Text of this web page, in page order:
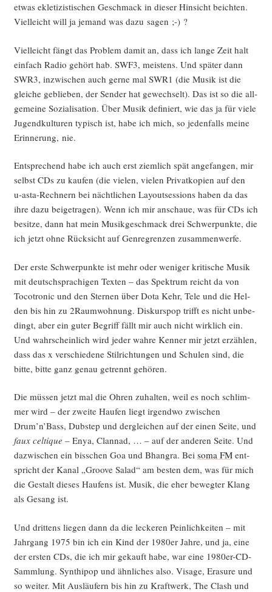
etwas ekle­ti­zis­ti­schen Geschmack in die­ser Hin­sicht beich­ten.
Viel­leicht will ja jemand was dazu sagen ;-) ?
Viel­leicht fängt das Pro­blem damit an, dass ich lan­ge Zeit halt
ein­fach Radio gehört hab. SWF3, meis­tens. Und spä­ter dann
SWR3, inzwi­schen auch ger­ne mal SWR1 (die Musik ist die
glei­che geblie­ben, der Sen­der hat gewech­selt). Das ist so die all­
ge­mei­ne Sozia­li­sa­ti­on. Über Musik defi­niert, wie das ja für vie­le
Jugend­kul­tu­ren typisch ist, habe ich mich, so jeden­falls mei­ne
Erin­ne­rung, nie.
Ent­spre­chend habe ich auch erst ziem­lich spät ange­fan­gen, mir
selbst CDs zu kau­fen (die vie­len, vie­len Pri­vat­ko­pien auf den
u‑as­ta-Rech­nern bei nächt­li­chen Lay­out­ses­si­ons haben da das
ihre dazu bei­getra­gen). Wenn ich mir anschaue, was für CDs ich
besit­ze, dann hat mein Musik­ge­schmack drei Schwer­punk­te, die
ich jetzt ohne Rück­sicht auf Gen­re­gren­zen zusammenwerfe.
Der ers­te Schwer­punk­te ist mehr oder weni­ger kri­ti­sche Musik
mit deutsch­spra­chi­gen Tex­ten – das Spek­trum reicht da von
Toco­tro­nic und den Ster­nen über Dota Kehr, Tele und die Hel­
den bis hin zu 2Raumwohnung. Dis­kurs­pop trifft es nicht unbe­
dingt, aber ein guter Begriff fällt mir auch nicht wirk­lich ein.
Und wahr­schein­lich wird jeder wah­re Ken­ner mir jetzt erzäh­len,
dass das x ver­schie­de­ne Stil­rich­tun­gen und Schu­len sind, die
bit­te, bit­te ganz genau getrennt gehören.
Die müs­sen jetzt mal die Ohren zuhal­ten, weil es noch schlim­
mer wird – der zwei­te Hau­fen liegt irgend­wo zwi­schen
Drum’n’Bass, Dub­step und der­glei­chen auf der einen Sei­te, und
faux cel­tique – Enya, Clan­nad, … – auf der ande­ren Sei­te. Und
dazwi­schen ein biss­chen Goa und Bhan­gra. Bei soma FMent­
spricht der Kanal „Groo­ve Salad“ am bes­ten dem, was für mich
die Gestalt die­ses Hau­fens ist. Musik, die eher beweg­ter Klang
als Gesang ist.
Und drit­tens lie­gen dann da die lecke­ren Pein­lich­kei­ten – mit
Jahr­gang 1975 bin ich ein Kind der 1980er Jah­re, und ja, eine
der ers­ten CDs, die ich mir gekauft habe, war eine 1980er-CD-
Samm­lung. Syn­thipop und ähn­li­ches also. Visa­ge, Era­su­re und
so wei­ter. Mit Aus­läu­fern bis hin zu Kraft­werk, The Clash und